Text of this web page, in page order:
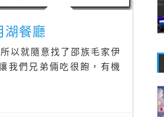
湖餐廳
以就隨意找了邵族毛家伊
我們兄弟倆吃很飽，有機